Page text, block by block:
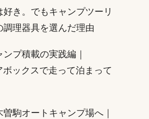
好き。でもキャンプツーリ
調理器具を選んだ理由
プ積載の実践編｜
ックスで走って泊まって
駒オートキャンプ場へ｜